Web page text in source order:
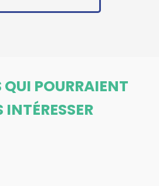
QUI POURRAIENT
INTÉRESSER